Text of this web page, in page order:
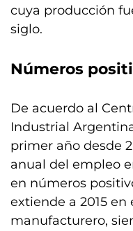
cuya producción
siglo.
Números
De acuerdo al
Industrial
primer año desde
anual del empleo
en números
extiende a 2015 en
manufacturero,